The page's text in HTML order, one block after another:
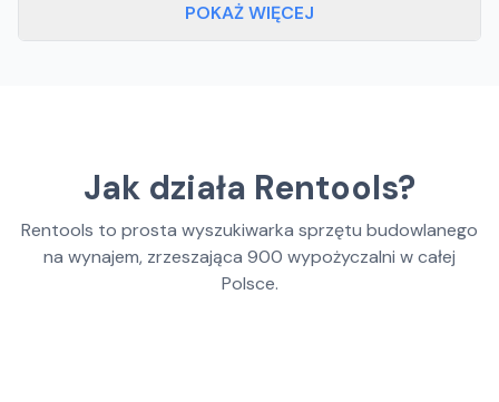
POKAŻ WIĘCEJ
Jak działa Rentools?
Rentools to prosta wyszukiwarka sprzętu budowlanego
na wynajem, zrzeszająca 900 wypożyczalni w całej
Polsce.